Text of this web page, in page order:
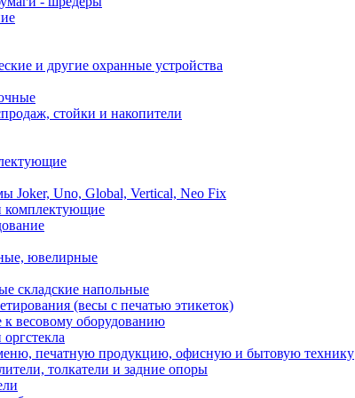
и другие охранные устройства
стойки и накопители
Joker, Uno, Global, Vertical, Neo Fix
комплектующие
ювелирные
складские напольные
(весы с печатью этикеток)
весовому оборудованию
печатную продукцию, офисную и бытовую технику
толкатели и задние опоры